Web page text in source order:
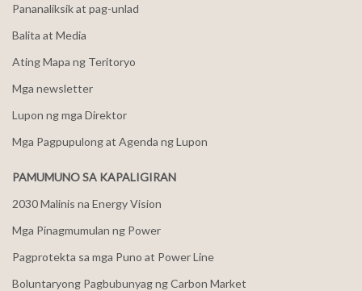
Pananaliksik at pag-unlad
Balita at Media
Ating Mapa ng Teritoryo
Mga newsletter
Lupon ng mga Direktor
Mga Pagpupulong at Agenda ng Lupon
PAMUMUNO SA KAPALIGIRAN
2030 Malinis na Energy Vision
Mga Pinagmumulan ng Power
Pagprotekta sa mga Puno at Power Line
Boluntaryong Pagbubunyag ng Carbon Market